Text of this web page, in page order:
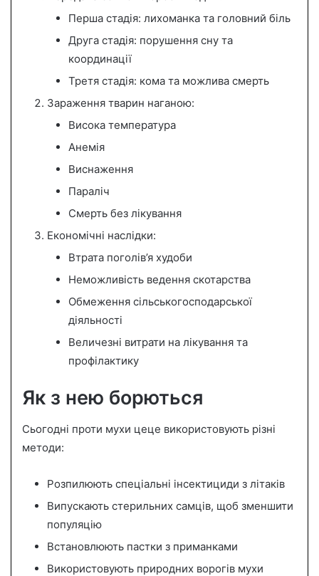
Перша стадія: лихоманка та головний біль
Друга стадія: порушення сну та
координації
Третя стадія: кома та можлива смерть
Зараження тварин наганою:
Висока температура
Анемія
Виснаження
Параліч
Смерть без лікування
Економічні наслідки:
Втрата поголів’я худоби
Неможливість ведення скотарства
Обмеження сільськогосподарської
діяльності
Величезні витрати на лікування та
профілактику
Як з нею борються
Сьогодні проти мухи цеце використовують різні
методи:
Розпилюють спеціальні інсектициди з літаків
Випускають стерильних самців, щоб зменшити
популяцію
Встановлюють пастки з приманками
Використовують природних ворогів мухи